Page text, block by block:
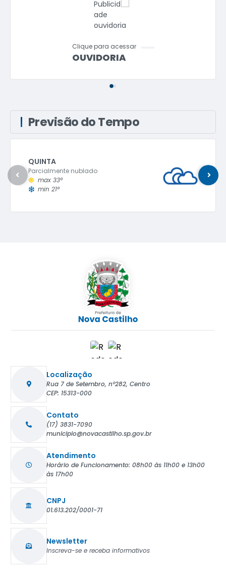
OUVIDORIA
Clique para acessar
Previsão do Tempo
QUINTA
Parcialmente nublado
max 33°
min 21°
Localização
Rua 7 de Setembro, nº282, Centro
CEP: 15313-000
Contato
(17) 3831-7090
municipio@novacastilho.sp.gov.br
Atendimento
Horário de Funcionamento: 08h00 às 11h00 e 13h00
às 17h00
CNPJ
01.613.202/0001-71
Newsletter
Inscreva-se e receba informativos